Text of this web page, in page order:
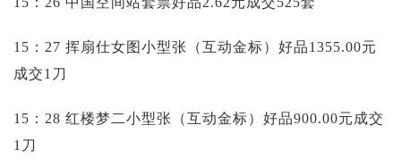
15：27 挥扇仕女图小型张（互动金标）好品1355.00元
成交1刀
15：28 红楼梦二小型张（互动金标）好品900.00元成交
1刀